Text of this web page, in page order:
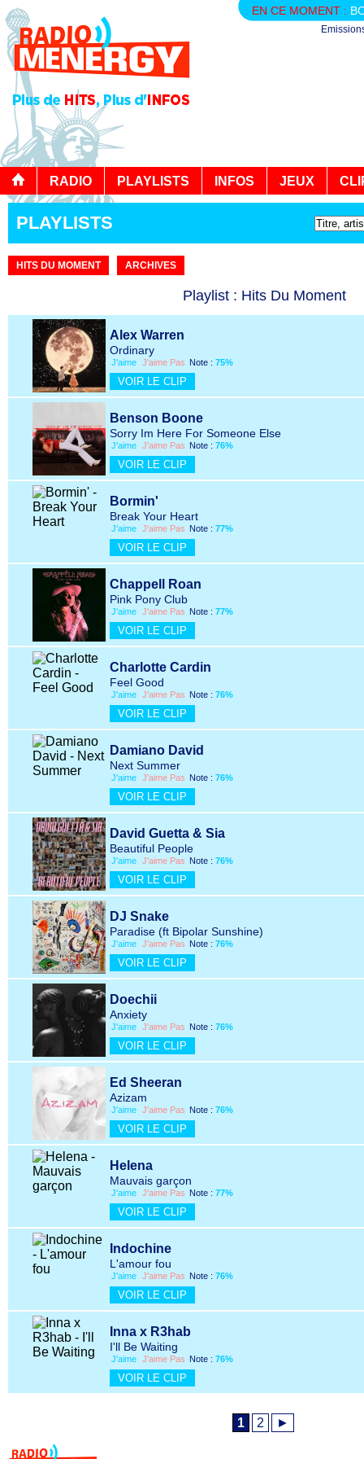
EN CE MOMENT :
RADIO PLAYLISTS INFOS JEUX
PLAYLISTS
HITS DU MOMENT ARCHIVES
Playlist : Hits Du Moment
Alex Warren
Ordinary
J'aime J'aime Pas Note : 75%
VOIR LE CLIP
Benson Boone
Sorry Im Here For Someone Else
J'aime J'aime Pas Note : 76%
VOIR LE CLIP
Bormin'
Break Your Heart
J'aime J'aime Pas Note : 77%
VOIR LE CLIP
Chappell Roan
Pink Pony Club
J'aime J'aime Pas Note : 77%
VOIR LE CLIP
Charlotte Cardin
Feel Good
J'aime J'aime Pas Note : 76%
VOIR LE CLIP
Damiano David
Next Summer
J'aime J'aime Pas Note : 76%
VOIR LE CLIP
David Guetta & Sia
Beautiful People
J'aime J'aime Pas Note : 76%
VOIR LE CLIP
DJ Snake
Paradise (ft Bipolar Sunshine)
J'aime J'aime Pas Note : 76%
VOIR LE CLIP
Doechii
Anxiety
J'aime J'aime Pas Note : 76%
VOIR LE CLIP
Ed Sheeran
Azizam
J'aime J'aime Pas Note : 76%
VOIR LE CLIP
Helena
Mauvais garçon
J'aime J'aime Pas Note : 77%
VOIR LE CLIP
Indochine
L'amour fou
J'aime J'aime Pas Note : 76%
VOIR LE CLIP
Inna x R3hab
I'll Be Waiting
J'aime J'aime Pas Note : 76%
VOIR LE CLIP
1 2 ►